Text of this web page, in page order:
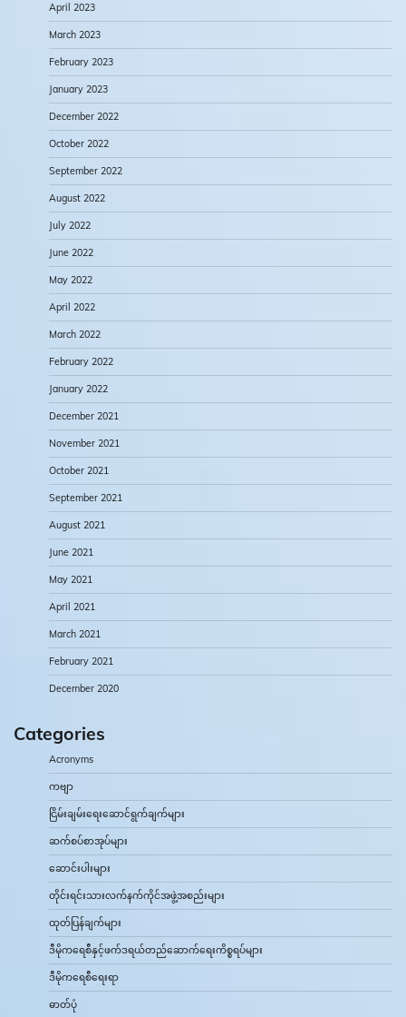
April 2023
March 2023
February 2023
January 2023
December 2022
October 2022
September 2022
August 2022
July 2022
June 2022
May 2022
April 2022
March 2022
February 2022
January 2022
December 2021
November 2021
October 2021
September 2021
August 2021
June 2021
May 2021
April 2021
March 2021
February 2021
December 2020
Categories
Acronyms
ကဗျာ
ငြိမ်းချမ်းရေးဆောင်ရွက်ချက်များ
ဆက်စပ်စာအုပ်များ
ဆောင်းပါးများ
တိုင်းရင်းသားလက်နက်ကိုင်အဖွဲ့အစည်းများ
ထုတ်ပြန်ချက်များ
ဒီမိုကရေစီနှင့်ဖက်ဒရယ်တည်ဆောက်‌ရေးကိစ္စရပ်များ
ဒီမိုကရေစီရေးရာ
ဓာတ်ပုံ